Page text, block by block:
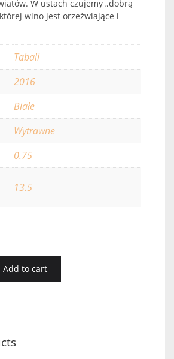
W ustach czujemy „dobrą
wino jest orzeźwiające i
Tabali
2016
Białe
Wytrawne
0.75
13.5
Add to cart